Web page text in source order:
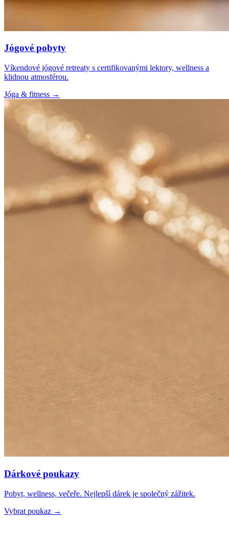
Jógové pobyty
Víkendové jógové retreaty s certifikovanými lektory, wellness a
klidnou atmosférou.
Jóga & fitness →
Dárkové poukazy
Pobyt, wellness, večeře. Nejlepší dárek je společný zážitek.
Vybrat poukaz →